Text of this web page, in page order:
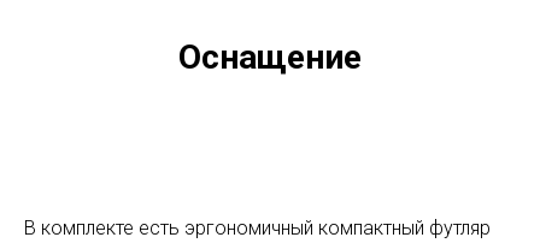
Оснащение
В комплекте есть эргономичный компактный футляр